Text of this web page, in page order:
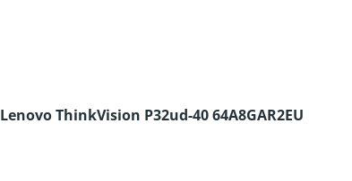
Lenovo ThinkVision P32ud-40 64A8GAR2EU